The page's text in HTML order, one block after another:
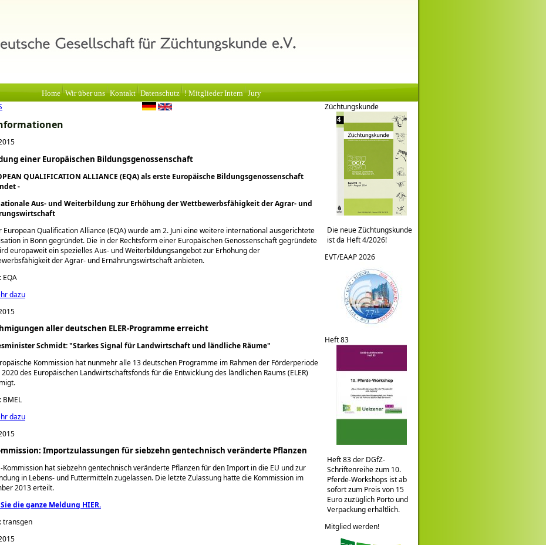
Home Wir über uns Kontakt Datenschutz ! Mitglieder Intern Jury
einer Europäischen Bildungsgenossenschaft
QUALIFICATION ALLIANCE (EQA) als erste Europäische Bildungsgenossenschaft
-
Aus- und Weiterbildung zur Erhöhung der Wettbewerbsfähigkeit der Agrar- und
European Qualification Alliance (EQA) wurde am 2. Juni eine weitere international ausgerichtete
in Bonn gegründet. Die in der Rechtsform einer Europäischen Genossenschaft gegründete
europaweit ein spezielles Aus- und Weiterbildungsangebot zur Erhöhung der
der Agrar- und Ernährungswirtschaft anbieten.
EQA
dazu
aller deutschen ELER-Programme erreicht
Schmidt: Starkes Signal für Landwirtschaft und ländliche Räume
Kommission hat nunmehr alle 13 deutschen Programme im Rahmen der Förderperiode
2020 des Europäischen Landwirtschaftsfonds für die Entwicklung des ländlichen Raums (ELER)
BMEL
dazu
Importzulassungen für siebzehn gentechnisch veränderte Pflanzen
Kommission hat siebzehn gentechnisch veränderte Pflanzen für den Import in die EU und zur
in Lebens- und Futtermitteln zugelassen. Die letzte Zulassung hatte die Kommission im
2013 erteilt.
die ganze Meldung HIER.
transgen
Züchtungskunde
Die neue Züchtungskunde
ist da Heft 4/2026!
EVT/EAAP 2026
Heft 83
Heft 83 der DGfZ-
Schriftenreihe zum 10.
Pferde-Workshops ist ab
sofort zum Preis von 15
Euro zuzüglich Porto und
Verpackung erhältlich.
Mitglied werden!